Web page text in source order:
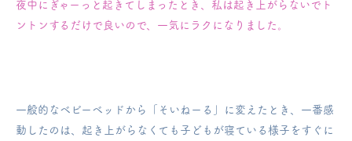
夜中にぎゃーっと起きてしまったとき、私は起き上がらないでト
ントンするだけで良いので、一気にラクになりました。
一般的なベビーベッドから「そいねーる」に変えたとき、一番感
動したのは、起き上がらなくても子どもが寝ている様子をすぐに